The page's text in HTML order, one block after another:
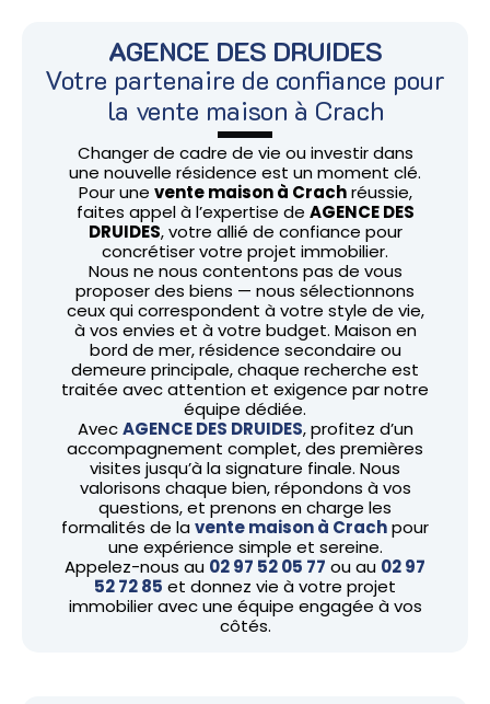
AGENCE DES DRUIDES
Votre partenaire de confiance pour
la vente maison à Crach
Changer de cadre de vie ou investir dans
une nouvelle résidence est un moment clé.
Pour une vente maison à Crachréussie,
faites appel à l’expertise de AGENCE DES
DRUIDES, votre allié de confiance pour
concrétiser votre projet immobilier.
Nous ne nous contentons pas de vous
proposer des biens — nous sélectionnons
ceux qui correspondent à votre style de vie,
à vos envies et à votre budget. Maison en
bord de mer, résidence secondaire ou
demeure principale, chaque recherche est
traitée avec attention et exigence par notre
équipe dédiée.
AvecAGENCE DES DRUIDES, profitez d’un
accompagnement complet, des premières
visites jusqu’à la signature finale. Nous
valorisons chaque bien, répondons à vos
questions, et prenons en charge les
formalités de lavente maison à Crachpour
une expérience simple et sereine.
Appelez-nous au 02 97 52 05 77 ou au 02 97
52 72 85 et donnez vie à votre projet
immobilier avec une équipe engagée à vos
côtés.